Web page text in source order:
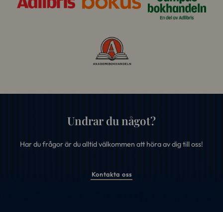
Undrar du något?
Har du frågor är du alltid välkommen att höra av dig till oss!
Kontakta oss